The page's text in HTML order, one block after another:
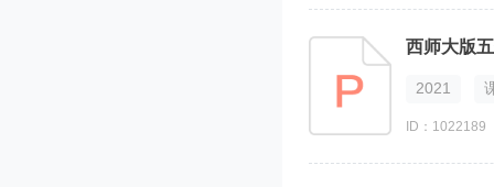
西师大版
2021
ID：1022189